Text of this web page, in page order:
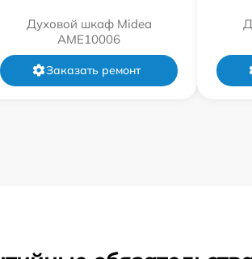
Духовой шкаф Midea
AME10006
Заказать ремонт